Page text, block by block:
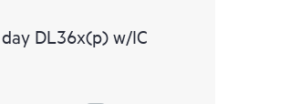
DL36x(p) w/IC